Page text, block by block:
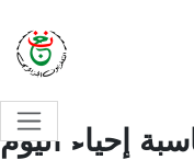
إحياء اليوم